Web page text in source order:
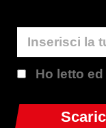
Ho letto